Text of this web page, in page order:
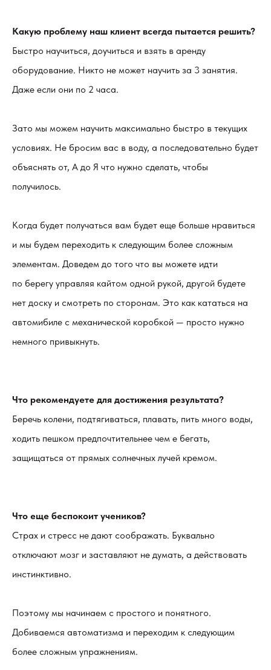
Какую проблему наш клиент всегда пытается решить?
Быстро научиться, доучиться и взять в аренду
оборудование. Никто не может научить за 3 занятия.
Даже если они по 2 часа.
Зато мы можем научить максимально быстро в текущих
условиях. Не бросим вас в воду, а последовательно будет
объяснять от, А до Я что нужно сделать, чтобы
получилось.
Когда будет получаться вам будет еще больше нравиться
и мы будем переходить к следующим более сложным
элементам. Доведем до того что вы можете идти
по берегу управляя кайтом одной рукой, другой будете
нет доску и смотреть по сторонам. Это как кататься на
автомибиле с механической коробкой — просто нужно
немного привыкнуть.
Что рекомендуете для достижения результата?
Беречь колени, подтягиваться, плавать, пить много воды,
ходить пешком предпочтительнее чем е бегать,
защищаться от прямых солнечных лучей кремом.
Что еще беспокоит учеников?
Страх и стресс не дают соображать. Буквально
отключают мозг и заставляют не думать, а действовать
инстинктивно.
Поэтому мы начинаем с простого и понятного.
Добиваемся автоматизма и переходим к следующим
более сложным упражнениям.